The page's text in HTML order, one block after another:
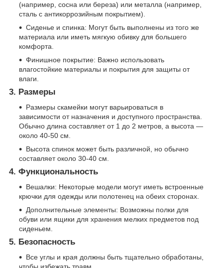
(например, сосна или береза) или металла (например,
сталь с антикоррозийным покрытием).
Сиденье и спинка: Могут быть выполнены из того же
материала или иметь мягкую обивку для большего
комфорта.
Финишное покрытие: Важно использовать
влагостойкие материалы и покрытия для защиты от
влаги.
3. Размеры
Размеры скамейки могут варьироваться в
зависимости от назначения и доступного пространства.
Обычно длина составляет от 1 до 2 метров, а высота —
около 40-50 см.
Высота спинок может быть различной, но обычно
составляет около 30-40 см.
4. Функциональность
Вешалки: Некоторые модели могут иметь встроенные
крючки для одежды или полотенец на обеих сторонах.
Дополнительные элементы: Возможны полки для
обуви или ящики для хранения мелких предметов под
сиденьем.
5. Безопасность
Все углы и края должны быть тщательно обработаны,
чтобы избежать травм.